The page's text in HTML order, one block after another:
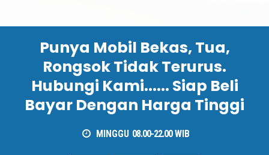
Punya Mobil Bekas, Tua,
Rongsok Tidak Terurus.
Hubungi Kami...... Siap Beli
Bayar Dengan Harga Tinggi
MINGGU 08.00-22.00WIB